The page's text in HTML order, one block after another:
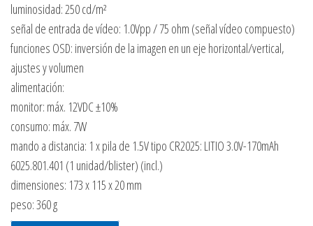
luminosidad: 250 cd/m²
señal de entrada de vídeo: 1.0Vpp / 75 ohm (señal vídeo compuesto)
funciones OSD: inversión de la imagen en un eje horizontal/vertical,
ajustes y volumen
alimentación:
monitor: máx. 12VDC ±10%
consumo: máx. 7W
mando a distancia: 1 x pila de 1.5V tipo CR2025: LITIO 3.0V-170mAh
6025.801.401 (1 unidad/blister) (incl.)
dimensiones: 173 x 115 x 20 mm
peso: 360 g